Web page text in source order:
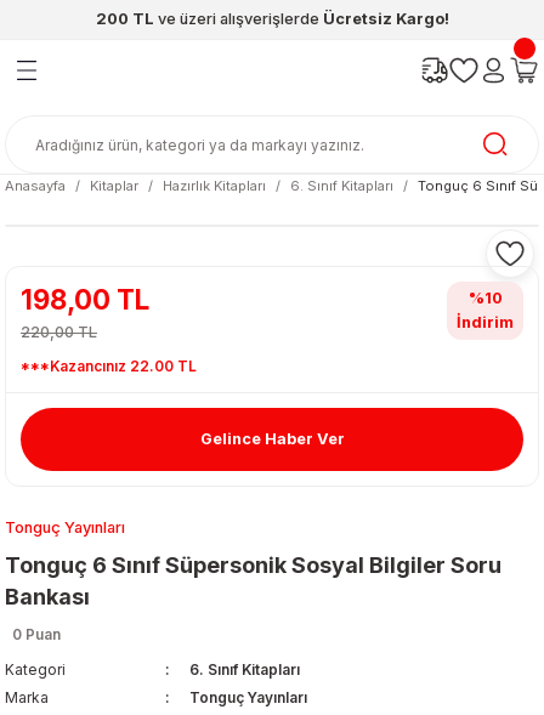
200 TL ve üzeri alışverişlerde Ücretsiz Kargo!
Geri Dön
Geri Dön
& Matara
Geri Dön
Geri Dön
Geri Dön
Geri Dön
Anasayfa
Kitaplar Hazırlık Kitapları 6. Sınıf Kitapları Tonguç 6 Sınıf
Tonguç Yayınları
Tonguç 6 Sınıf Süpersonik Sosyal Bilgiler Soru
Bankası
0 Puan
Kategori
6. Sınıf Kitapları
Marka
Tonguç Yayınları
198,00 TL
220,00 TL
***Kazancınız 22.00 TL
%10
İndirim
Gelince Haber Ver